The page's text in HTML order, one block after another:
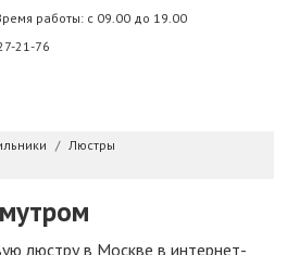
работы: с 09.00 до 19.00
21-76
Люстры
люстру в Москве в интернет-